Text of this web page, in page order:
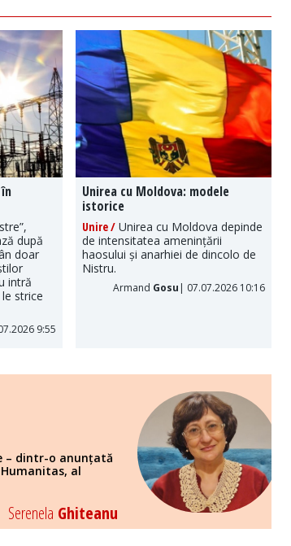
după
doar
intră
strice
9:55
Unirea cu Moldova: modele
istorice
Unire /Unirea cu Moldova depinde
de intensitatea amenințării
haosului și anarhiei de dincolo de
Nistru.
Armand Gosu | 07.07.2026 10:16
– dintr-o anunțată
al
Serenela Ghiteanu